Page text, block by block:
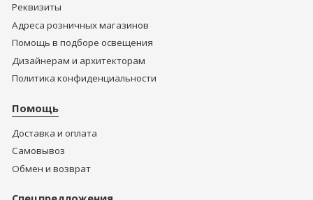
Реквизиты
Адреса розничных магазинов
Помощь в подборе освещения
Дизайнерам и архитекторам
Политика конфиденциальности
Помощь
Доставка и оплата
Самовывоз
Обмен и возврат